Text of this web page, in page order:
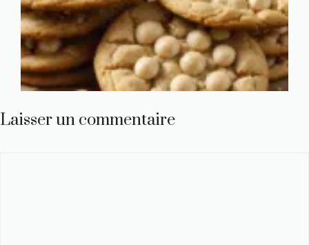
Laisser un commentaire